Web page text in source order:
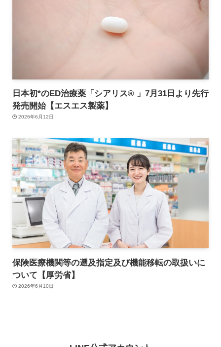
日本初*のED治療薬「シアリス® 」7月31日より先行
発売開始【エスエス製薬】
2026年6月12日
保険医療機関等の遡及指定及び機能移転の取扱いに
ついて【厚労省】
2026年6月10日